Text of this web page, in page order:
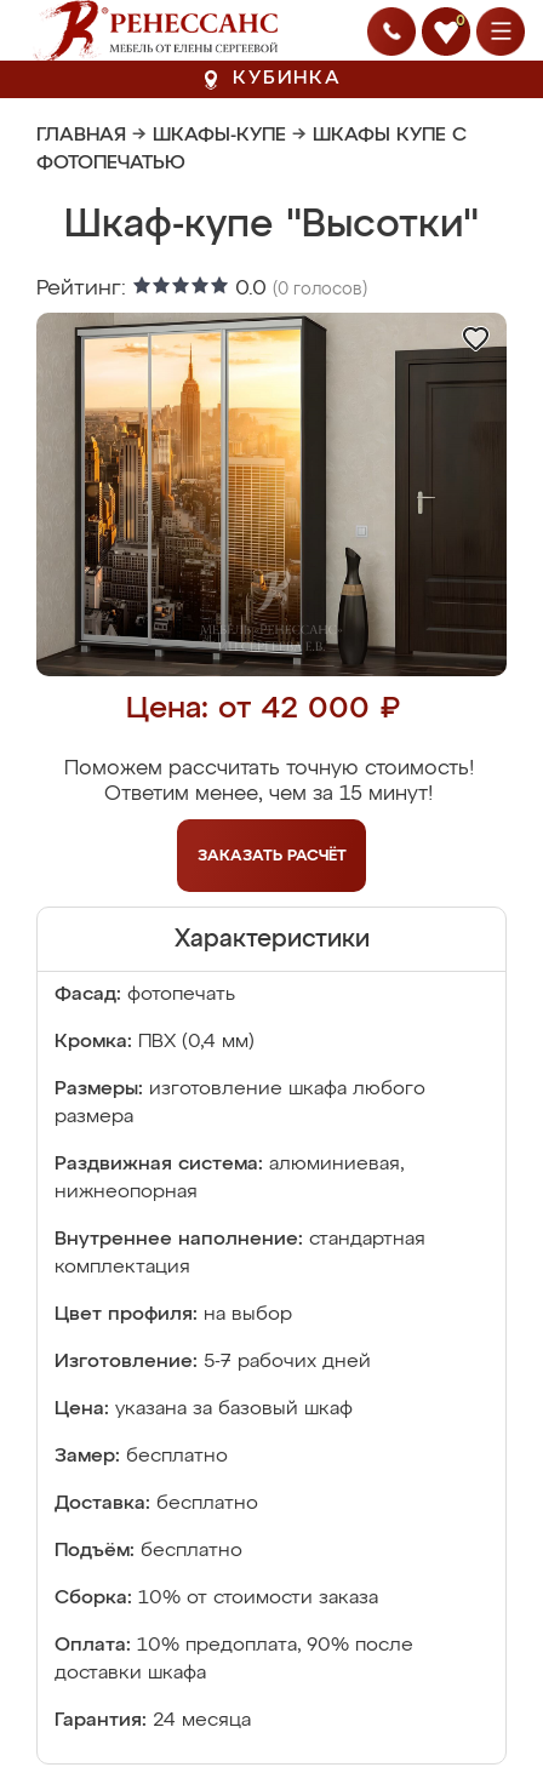
0
КУБИНКА
ГЛАВНАЯ → ШКАФЫ-КУПЕ → ШКАФЫ КУПЕ С
ФОТОПЕЧАТЬЮ
Шкаф-купе "Высотки"
Рейтинг: 0.0 (0 голосов)
Цена: от 42 000 ₽
Поможем рассчитать точную стоимость!
Ответим менее, чем за 15 минут!
ЗАКАЗАТЬ РАСЧЁТ
Характеристики
Фасад: фотопечать
Кромка: ПВХ (0,4 мм)
Размеры: изготовление шкафа любого
размера
Раздвижная система: алюминиевая,
нижнеопорная
Внутреннее наполнение: стандартная
комплектация
Цвет профиля: на выбор
Изготовление: 5-7 рабочих дней
Цена: указана за базовый шкаф
Замер: бесплатно
Доставка: бесплатно
Подъём: бесплатно
Сборка: 10% от стоимости заказа
Оплата: 10% предоплата, 90% после
доставки шкафа
Гарантия: 24 месяца